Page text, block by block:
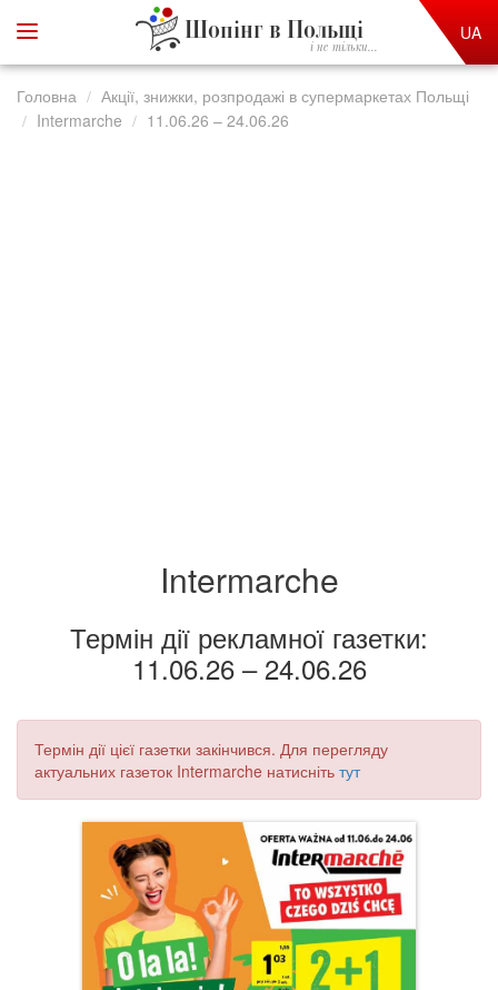
Шопінг в Польщі
і не тільки...
UA
Головна
Акції, знижки, розпродажі в супермаркетах Польщі
Intermarche
11.06.26 – 24.06.26
Intermarche
Термін дії рекламної газетки:
11.06.26 – 24.06.26
Термін дії цієї газетки закінчився. Для перегляду
актуальних газеток Intermarche натисніть тут